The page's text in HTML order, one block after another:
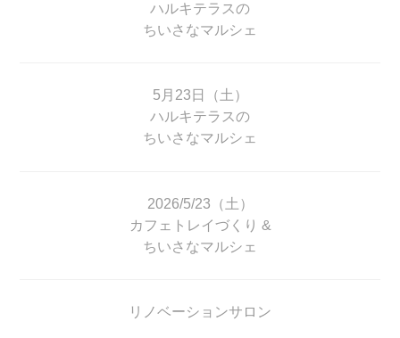
ハルキテラスの
ちいさなマルシェ
5月23日（土）
ハルキテラスの
ちいさなマルシェ
2026/5/23（土）
カフェトレイづくり &
ちいさなマルシェ
リノベーションサロン